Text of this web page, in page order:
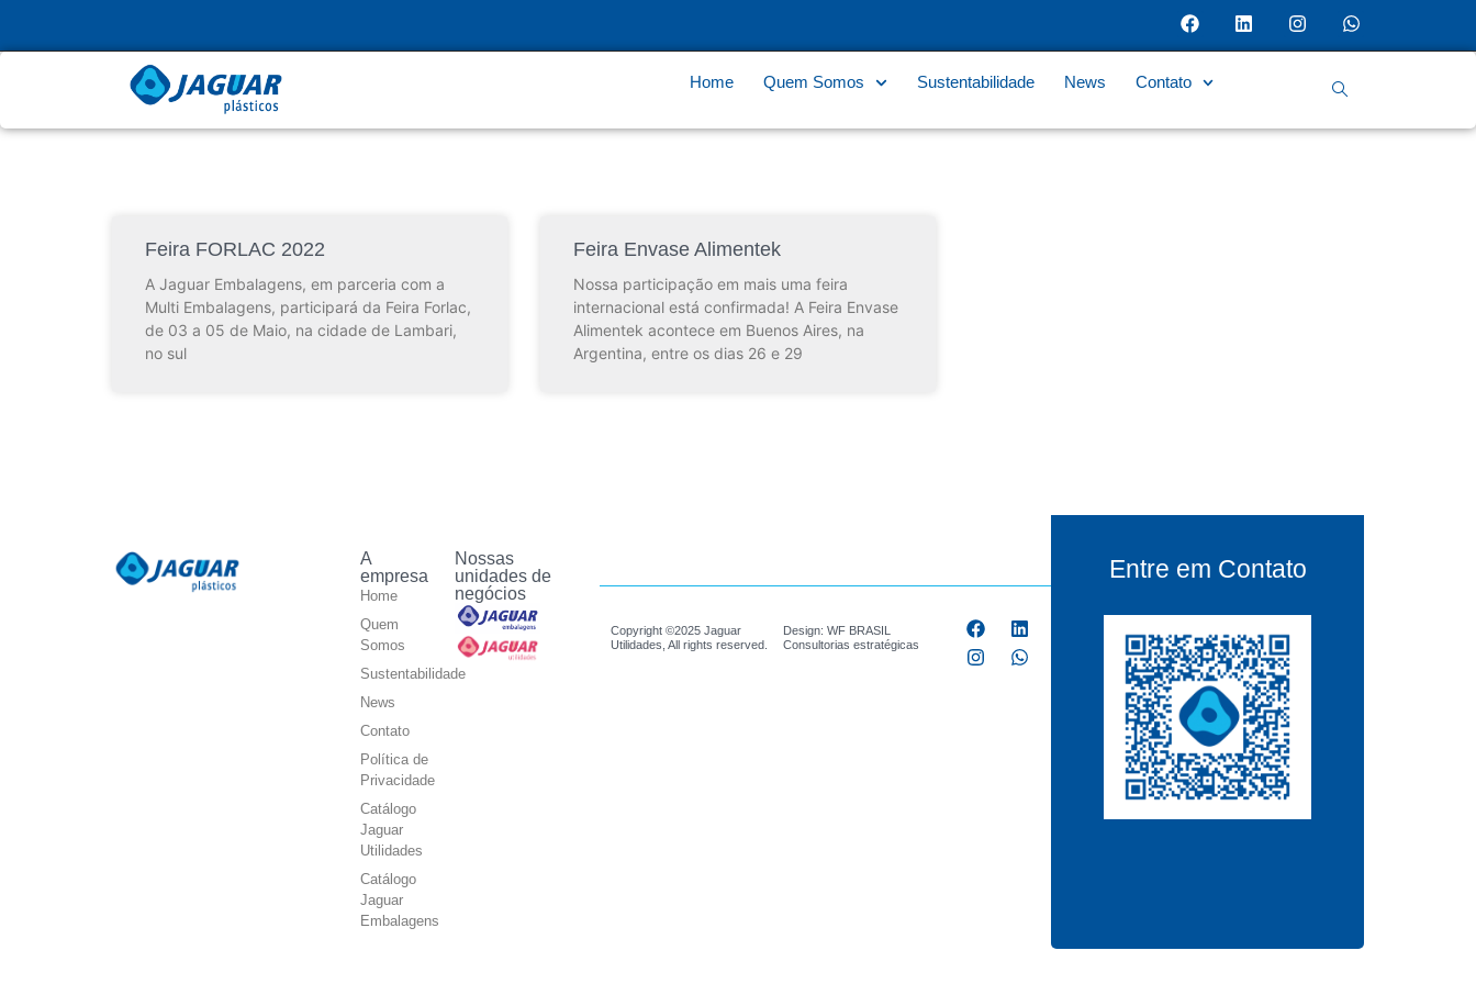
Home Quem Somos Sustentabilidade News Contato
Feira FORLAC 2022
A Jaguar Embalagens, em parceria com a
Multi Embalagens, participará da Feira Forlac,
de 03 a 05 de Maio, na cidade de Lambari,
no sul
Feira Envase Alimentek
Nossa participação em mais uma feira
internacional está confirmada! A Feira Envase
Alimentek acontece em Buenos Aires, na
Argentina, entre os dias 26 e 29
A
empresa
Home
Quem
Somos
Sustentabilidade
News
Contato
Política de
Privacidade
Catálogo
Jaguar
Utilidades
Catálogo
Jaguar
Embalagens
Nossas
unidades de
negócios
Copyright ©2025 Jaguar
Utilidades, All rights reserved.
Design: WF BRASIL
Consultorias estratégicas
Entre em Contato